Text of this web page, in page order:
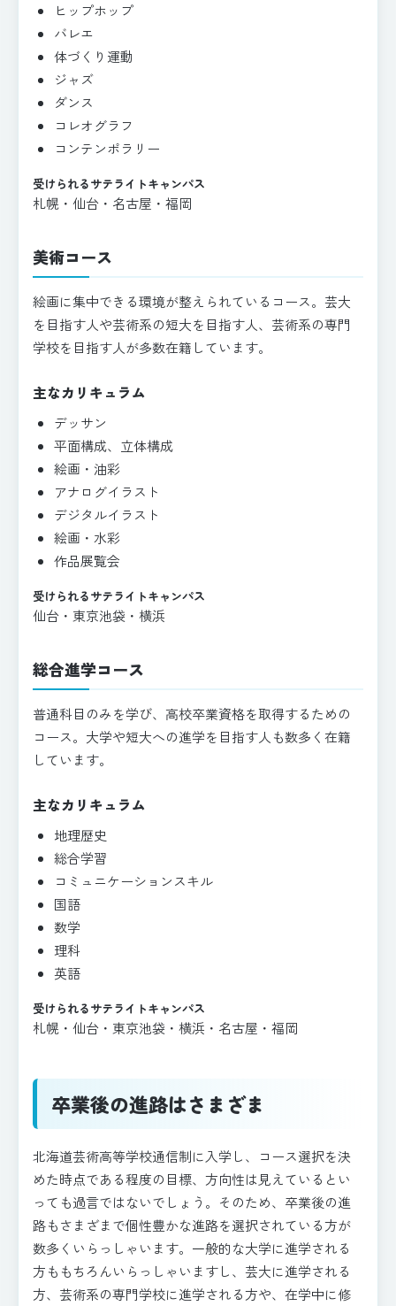
ヒップホップ
バレエ
体づくり運動
ジャズ
ダンス
コレオグラフ
コンテンポラリー
受けられるサテライトキャンパス
札幌・仙台・名古屋・福岡
美術コース
絵画に集中できる環境が整えられているコース。芸大
を目指す人や芸術系の短大を目指す人、芸術系の専門
学校を目指す人が多数在籍しています。
主なカリキュラム
デッサン
平面構成、立体構成
絵画・油彩
アナログイラスト
デジタルイラスト
絵画・水彩
作品展覧会
受けられるサテライトキャンパス
仙台・東京池袋・横浜
総合進学コース
普通科目のみを学び、高校卒業資格を取得するための
コース。大学や短大への進学を目指す人も数多く在籍
しています。
主なカリキュラム
地理歴史
総合学習
コミュニケーションスキル
国語
数学
理科
英語
受けられるサテライトキャンパス
札幌・仙台・東京池袋・横浜・名古屋・福岡
卒業後の進路はさまざま
北海道芸術高等学校通信制に入学し、コース選択を決
めた時点である程度の目標、方向性は見えているとい
っても過言ではないでしょう。そのため、卒業後の進
路もさまざまで個性豊かな進路を選択されている方が
数多くいらっしゃいます。一般的な大学に進学される
方ももちろんいらっしゃいますし、芸大に進学される
方、芸術系の専門学校に進学される方や、在学中に修